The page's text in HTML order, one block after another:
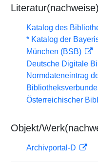
Literatur(nachweise)
Katalog des
* Katalog der
München (BSB)
Deutsche Digitale
Normdateneintrag
Österreichischer
Objekt/
Archivportal-D